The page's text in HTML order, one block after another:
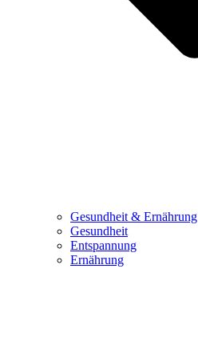
Gesundheit & Ernährung
Gesundheit
Entspannung
Ernährung